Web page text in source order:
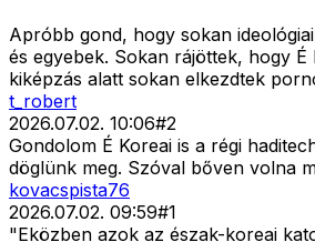
Apróbb gond, hogy sokan
és egyebek. Sokan rájöttek, hogy
kiképzás alatt sokan elkezdtek
t_robert
2026.07.02. 10:06#2
Gondolom É Koreai is a régi
döglünk meg. Szóval bőven volna
kovacspista76
2026.07.02. 09:59#1
"Eközben azok az észak-koreai